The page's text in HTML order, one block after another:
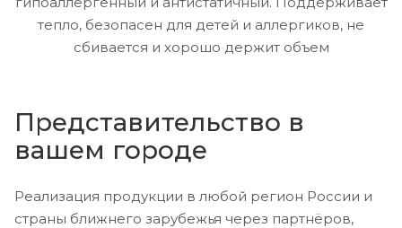
тепло, безопасен для детей и аллергиков, не
сбивается и хорошо держит объем
Представительство в
вашем городе
Реализация продукции в любой регион России и
страны ближнего зарубежья через партнёров,